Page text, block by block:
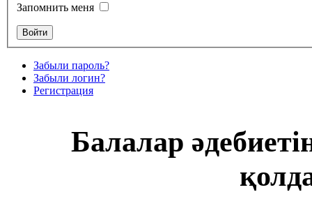
Запомнить меня
Забыли пароль?
Забыли логин?
Регистрация
Балалар